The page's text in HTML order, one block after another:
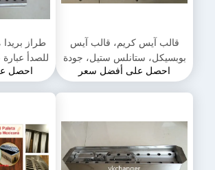
قالب آيس كريم، قالب آيس
بوبسيكل، ستانلس ستيل، جودة
عالية، قوالب آيس لولي
احصل على أفضل سعر
طراز بريدا
للصدأ
عن عبارة
عن عبارة
عن عبارة
عن عبارة
احصل